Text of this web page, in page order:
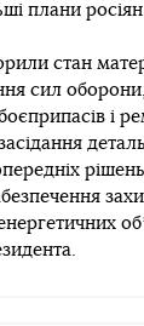
плани
стан
сил
і